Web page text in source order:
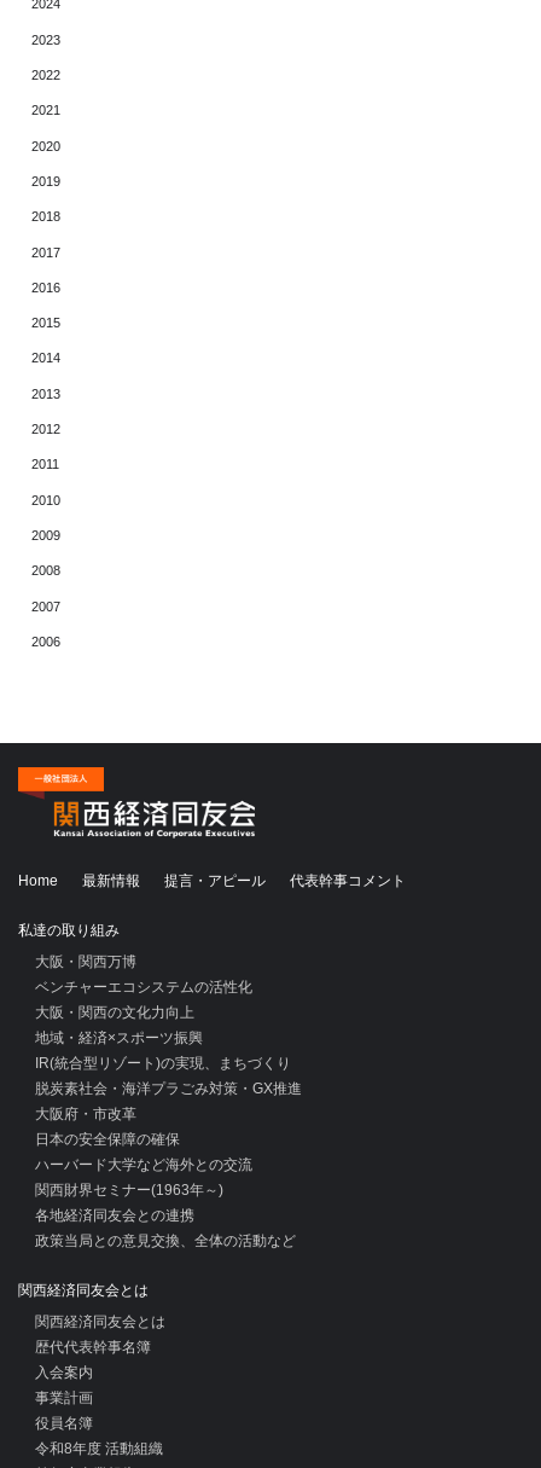
2024
2023
2022
2021
2020
2019
2018
2017
2016
2015
2014
2013
2012
2011
2010
2009
2008
2007
2006
Home 最新情報 提言・アピール 代表幹事コメント
私達の取り組み
大阪・関西万博
ベンチャーエコシステムの活性化
大阪・関西の文化力向上
地域・経済×スポーツ振興
IR(統合型リゾート)の実現、まちづくり
脱炭素社会・海洋プラごみ対策・GX推進
大阪府・市改革
日本の安全保障の確保
ハーバード大学など海外との交流
関西財界セミナー(1963年～)
各地経済同友会との連携
政策当局との意見交換、全体の活動など
関西経済同友会とは
関西経済同友会とは
歴代代表幹事名簿
入会案内
事業計画
役員名簿
令和8年度 活動組織